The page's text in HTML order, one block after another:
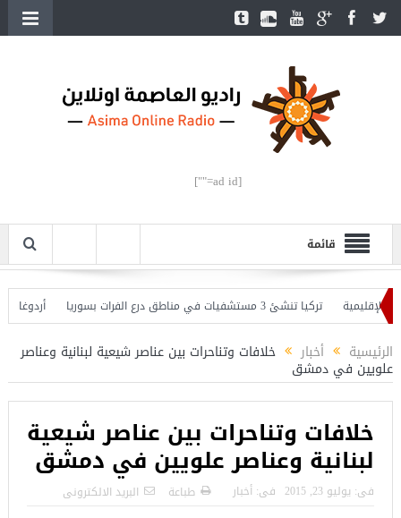
[ad id=""]
قائمة
تركيا تنشئ 3 مستشفيات في مناطق درع الفرات بسوريا
أردوغان
الرئيسية أخبار خلافات وتناحرات بين عناصر شيعية لبنانية وعناصر
علويين في دمشق
خلافات وتناحرات بين عناصر شيعية
لبنانية وعناصر علويين في دمشق
فى: يوليو 23, 2015 فى: أخبار طباعة البريد الالكترونى